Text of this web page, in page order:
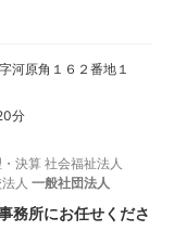
河原角１６２番地１
分
決算 社会福祉法人
人 一般社団法人
務所にお任せくださ